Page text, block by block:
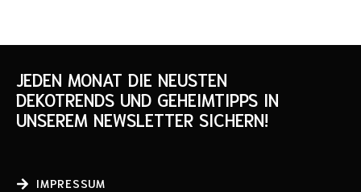
JEDEN MONAT DIE NEUSTEN
DEKOTRENDS UND GEHEIMTIPPS IN
UNSEREM NEWSLETTER SICHERN!
IMPRESSUM